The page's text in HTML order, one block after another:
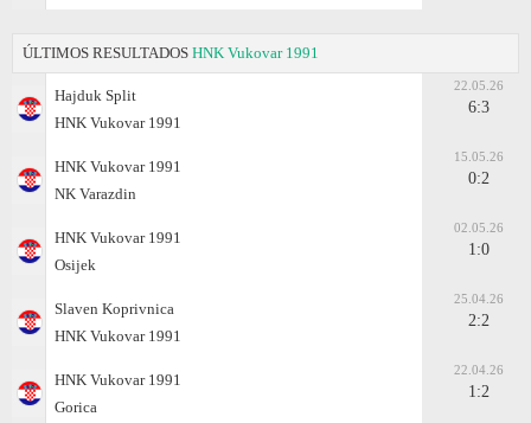
ÚLTIMOS RESULTADOS HNK Vukovar 1991
Hajduk Split
HNK Vukovar 1991
22.05.26
6:3
HNK Vukovar 1991
NK Varazdin
15.05.26
0:2
HNK Vukovar 1991
Osijek
02.05.26
1:0
Slaven Koprivnica
HNK Vukovar 1991
25.04.26
2:2
HNK Vukovar 1991
Gorica
22.04.26
1:2